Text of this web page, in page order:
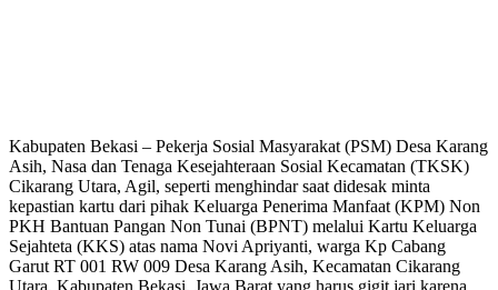
Kabupaten Bekasi – Pekerja Sosial Masyarakat (PSM) Desa Karang
Asih, Nasa dan Tenaga Kesejahteraan Sosial Kecamatan (TKSK)
Cikarang Utara, Agil, seperti menghindar saat didesak minta
kepastian kartu dari pihak Keluarga Penerima Manfaat (KPM) Non
PKH Bantuan Pangan Non Tunai (BPNT) melalui Kartu Keluarga
Sejahteta (KKS) atas nama Novi Apriyanti, warga Kp Cabang
Garut RT 001 RW 009 Desa Karang Asih, Kecamatan Cikarang